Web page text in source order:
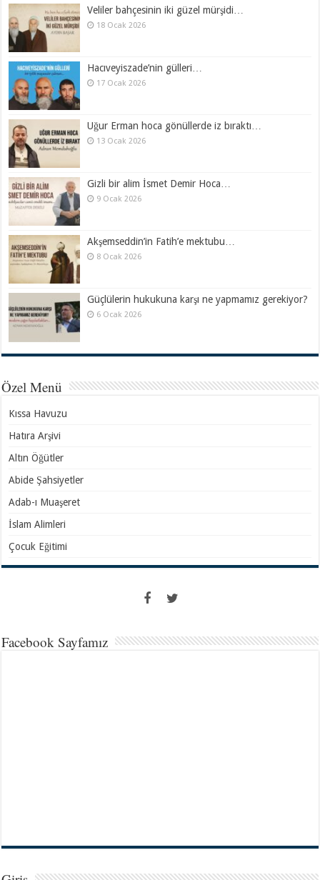
Veliler bahçesinin iki güzel mürşidi…
18 Ocak 2026
Hacıveyiszade’nin gülleri…
17 Ocak 2026
Uğur Erman hoca gönüllerde iz bıraktı…
13 Ocak 2026
Gizli bir alim İsmet Demir Hoca…
9 Ocak 2026
Akşemseddin’in Fatih’e mektubu…
8 Ocak 2026
Güçlülerin hukukuna karşı ne yapmamız gerekiyor?
6 Ocak 2026
Özel Menü
Kıssa Havuzu
Hatıra Arşivi
Altın Öğütler
Abide Şahsiyetler
Adab-ı Muaşeret
İslam Alimleri
Çocuk Eğitimi
Facebook Sayfamız